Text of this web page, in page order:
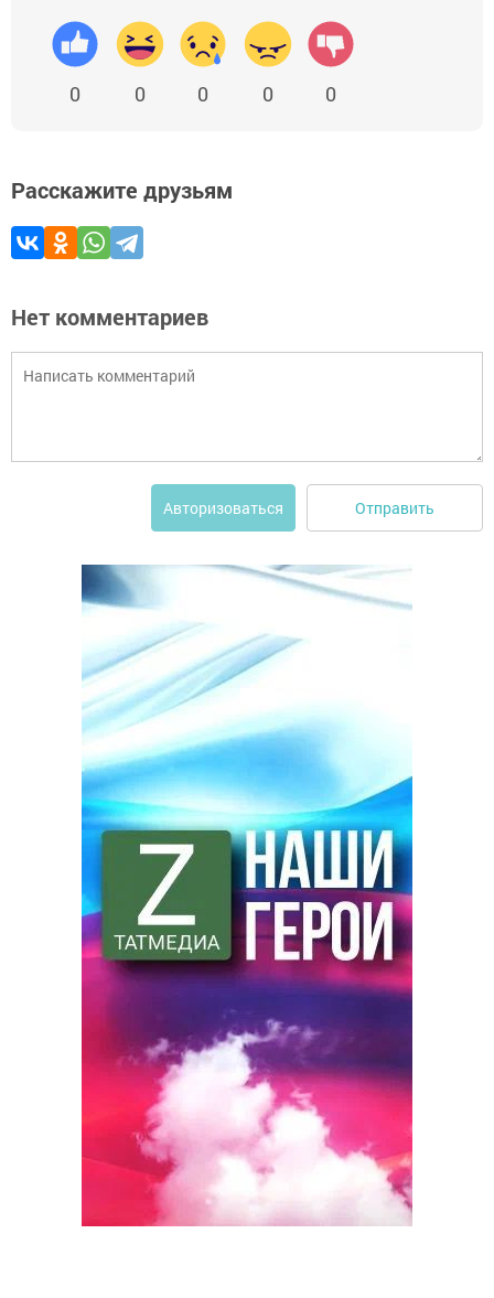
0 0 0 0 0
Расскажите друзьям
Нет комментариев
Авторизоваться Отправить